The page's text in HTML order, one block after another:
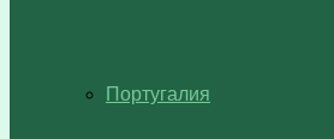
Португалия